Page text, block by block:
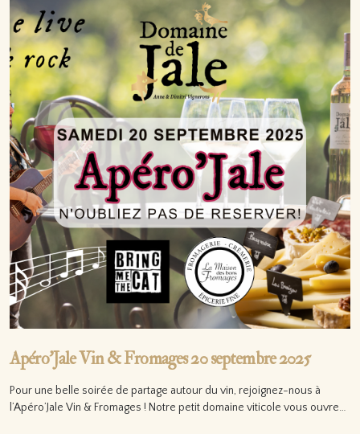
Apéro’Jale Vin & Fromages 20 septembre 2025
Pour une belle soirée de partage autour du vin, rejoignez-nous à
l’Apéro’Jale Vin & Fromages ! Notre petit domaine viticole vous ouvre…